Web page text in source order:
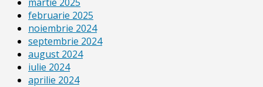
februarie 2025
noiembrie 2024
septembrie 2024
august 2024
iulie 2024
aprilie 2024